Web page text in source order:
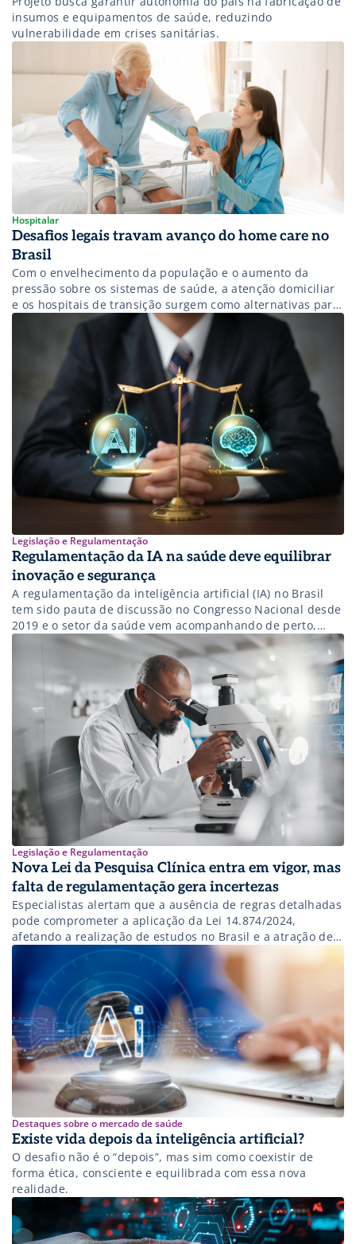
insumos e equipamentos de saúde, reduzindo
vulnerabilidade em crises sanitárias.
Hospitalar
Desafios legais travam avanço do home care no
Brasil
Com o envelhecimento da população e o aumento da
pressão sobre os sistemas de saúde, a atenção domiciliar
e os hospitais de transição surgem como alternativas para
desafogar leitos, melhorar a eficiência do cuidado e
otimizar recursos. Apesar do avanço, esses modelos ainda
enfrentam entraves significativos no Brasil — da ausência
de regulamentação específica à […]
Legislação e Regulamentação
Regulamentação da IA na saúde deve equilibrar
inovação e segurança
A regulamentação da inteligência artificial (IA) no Brasil
tem sido pauta de discussão no Congresso Nacional desde
2019 e o setor da saúde vem acompanhando de perto,
contribuindo para que sejam garantidos a proteção dos
direitos fundamentais e a segurança e confiabilidade
desses sistemas, principalmente para os pacientes. Ao
mesmo tempo, defende que a legislação […]
Legislação e Regulamentação
Nova Lei da Pesquisa Clínica entra em vigor, mas
falta de regulamentação gera incertezas
Especialistas alertam que a ausência de regras detalhadas
pode comprometer a aplicação da Lei 14.874/2024,
afetando a realização de estudos no Brasil e a atração de
investimentos para o setor.
Destaques sobre o mercado de saúde
Existe vida depois da inteligência artificial?
O desafio não é o “depois”, mas sim como coexistir de
forma ética, consciente e equilibrada com essa nova
realidade.